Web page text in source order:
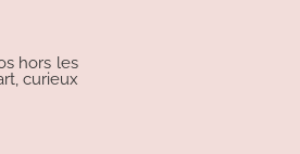
hors les
curieux